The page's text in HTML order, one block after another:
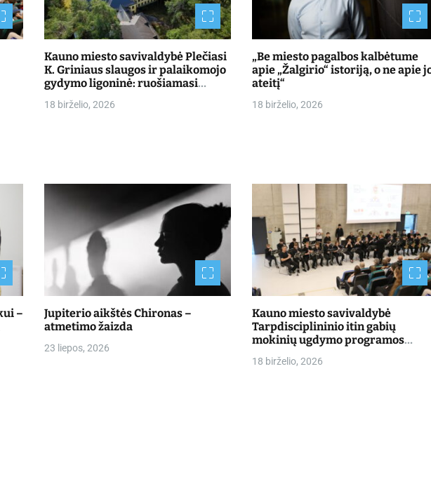
Kauno miesto savivaldybė Plečiasi
K. Griniaus slaugos ir palaikomojo
gydymo ligoninė: ruošiamasi
18 birželio, 2026
„Be miesto pagalbos kalbėtume
apie „Žalgirio“ istoriją, o ne apie
ateitį“
18 birželio, 2026
–
Jupiterio aikštės Chironas –
atmetimo žaizda
23 liepos, 2026
Kauno miesto savivaldybė
Tarpdisciplininio itin gabių
mokinių ugdymo programos
šventė
18 birželio, 2026